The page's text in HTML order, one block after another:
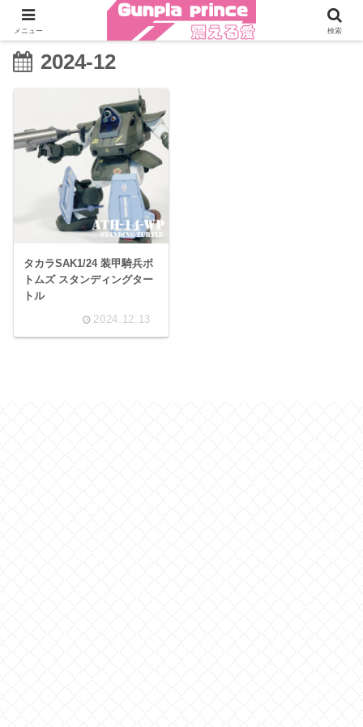
2024-12
タカラSAK1/24 装甲騎兵ボ
トムズ スタンディングター
トル
2024.12.13
メニュー 検索